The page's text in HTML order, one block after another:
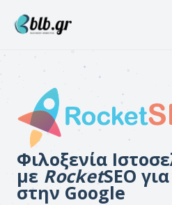
στο
Φιλοξενία
με RocketSEO
στην Google